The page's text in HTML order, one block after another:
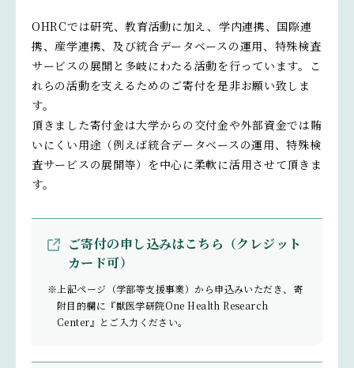
OHRCでは研究、教育活動に加え、学内連携、国際連
携、産学連携、及び統合データベースの運用、特殊検査
サービスの展開と多岐にわたる活動を行っています。こ
れらの活動を支えるためのご寄付を是非お願い致しま
す。
頂きました寄付金は大学からの交付金や外部資金では賄
いにくい用途（例えば統合データベースの運用、特殊検
査サービスの展開等）を中心に柔軟に活用させて頂きま
す。
ご寄付の申し込みはこちら（クレジット
カード可）
※上記ページ（学部等支援事業）から申込みいただき、寄
附目的欄に『獣医学研院One Health Research
Center』とご入力ください。